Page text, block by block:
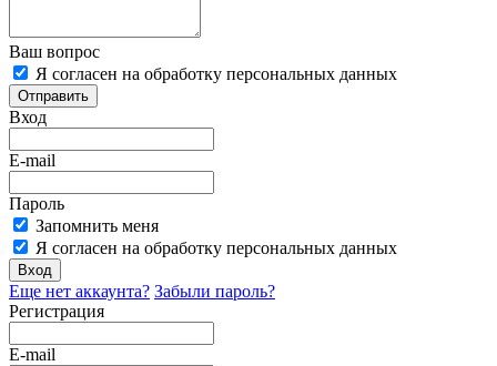
Ваш вопрос
Я согласен на обработку персональных данных
Отправить
Вход
E-mail
Пароль
Запомнить меня
Я согласен на обработку персональных данных
Вход
Еще нет аккаунта? Забыли пароль?
Регистрация
E-mail